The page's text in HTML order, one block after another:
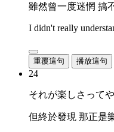
雖然曾一度迷惘 搞
I didn't really
重覆這句 播放這句
24
それが楽しさって
但終於發現 那正是